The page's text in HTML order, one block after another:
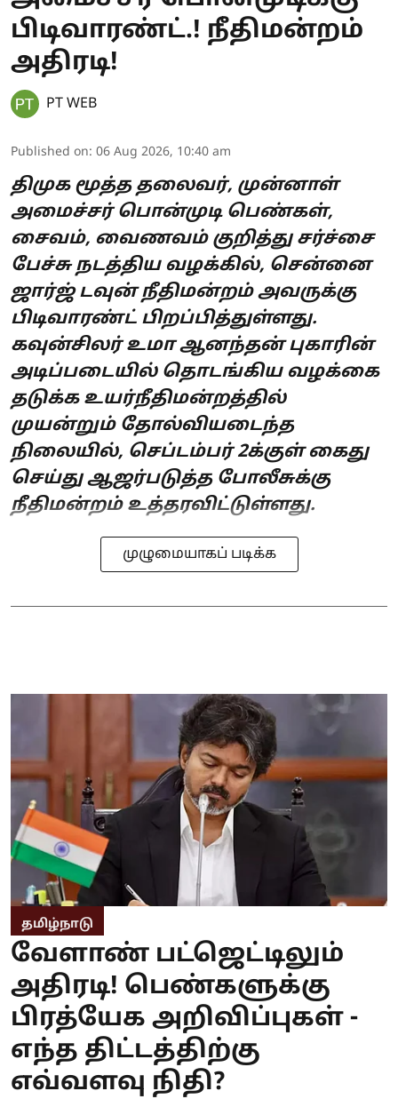
பிடிவாரண்ட்.! நீதிமன்றம்
அதிரடி!
PT WEB
Published on: 06 Aug 2026, 10:40 am
திமுக மூத்த தலைவர், முன்னாள்
அமைச்சர் பொன்முடி பெண்கள்,
சைவம், வைணவம் குறித்து சர்ச்சை
பேச்சு நடத்திய வழக்கில், சென்னை
ஜார்ஜ் டவுன் நீதிமன்றம் அவருக்கு
பிடிவாரண்ட் பிறப்பித்துள்ளது.
கவுன்சிலர் உமா ஆனந்தன் புகாரின்
அடிப்படையில் தொடங்கிய வழக்கை
தடுக்க உயர்நீதிமன்றத்தில்
முயன்றும் தோல்வியடைந்த
நிலையில், செப்டம்பர் 2க்குள் கைது
செய்து ஆஜர்படுத்த போலீசுக்கு
நீதிமன்றம் உத்தரவிட்டுள்ளது.
முழுமையாகப் படிக்க
தமிழ்நாடு
வேளாண் பட்ஜெட்டிலும்
அதிரடி! பெண்களுக்கு
பிரத்யேக அறிவிப்புகள் -
எந்த திட்டத்திற்கு
எவ்வளவு நிதி?